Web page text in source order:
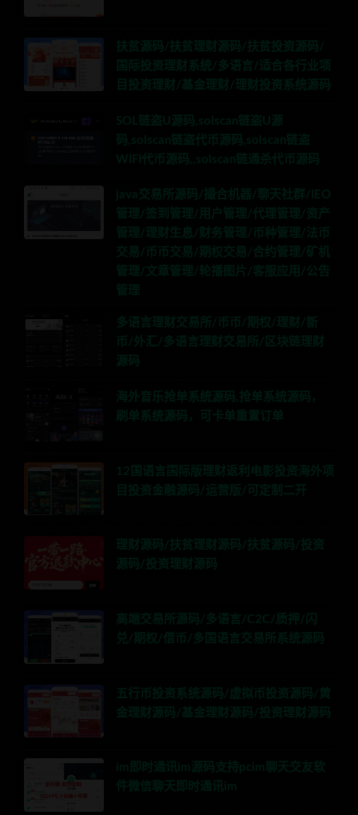
扶贫源码/扶贫理财源码/扶贫投资源码/
国际投资理财系统/多语言/适合各行业项
目投资理财/基金理财/理财投资系统源码
SOL链盗U源码,solscan链盗U源
码,solscan链盗代币源码,solscan链盗
WIFI代币源码,,solscan链通杀代币源码
java交易所源码/撮合机器/聊天社群/IEO
管理/签到管理/用户管理/代理管理/资产
管理/理财生息/财务管理/币种管理/法币
交易/币币交易/期权交易/合约管理/矿机
管理/文章管理/轮播图片/客服应用/公告
管理
多语言理财交易所/币币/期权/理财/新
币/外汇/多语言理财交易所/区块链理财
源码
海外音乐抢单系统源码,抢单系统源码，
刷单系统源码，可卡单重置订单
12国语言国际版理财返利电影投资海外项
目投资金融源码/运营版/可定制二开
理财源码/扶贫理财源码/扶贫源码/投资
源码/投资理财源码
高端交易所源码/多语言/C2C/质押/闪
兑/期权/借币/多国语言交易所系统源码
五行币投资系统源码/虚拟币投资源码/黄
金理财源码/基金理财源码/投资理财源码
im即时通讯im源码支持pcim聊天交友软
件微信聊天即时通讯im